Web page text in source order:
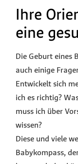
Ihre
eine
Die Geburt eines
auch einige
Entwickelt sich
ich es richtig?
muss ich über
wissen?
Diese und viele
Babykompass,